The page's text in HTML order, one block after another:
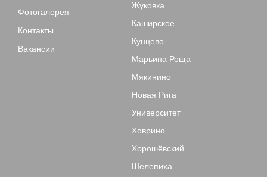
Жуковка
Каширское
Кунцево
Марьина Роща
Мякинино
Новая Рига
Университет
Ховрино
Хорошёвский
Шелепиха
Фотогалерея
Контакты
Вакансии